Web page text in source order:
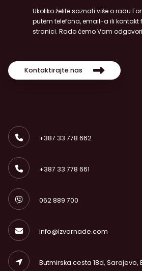
Ukoliko želite saznati više o radu
putem telefona, email-a ili kontakt
stranici. Rado ćemo Vam
Kontaktirajte nas
+387 33 778 662
+387 33 778 661
062 889 700
info@izvornade.com
Butmirska cesta 18d, Sarajevo,